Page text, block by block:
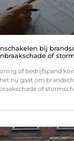
bij
of
of bedrijfspand
nu gaat om
of